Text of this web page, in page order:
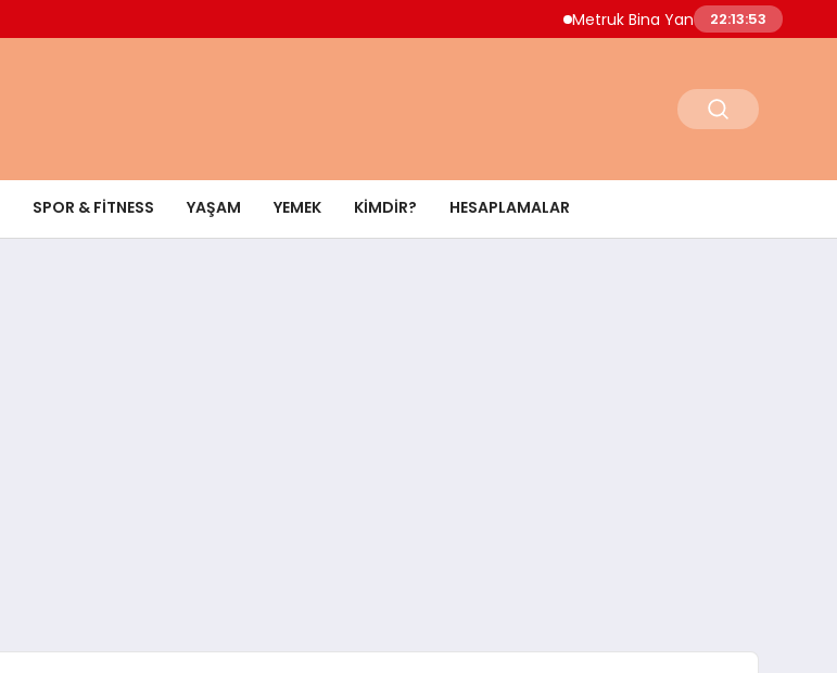
Metruk Bina Yangını Adnan Menderes
22:13:54
SPOR & FITNESS YAŞAM YEMEK KIMDIR? HESAPLAMALAR